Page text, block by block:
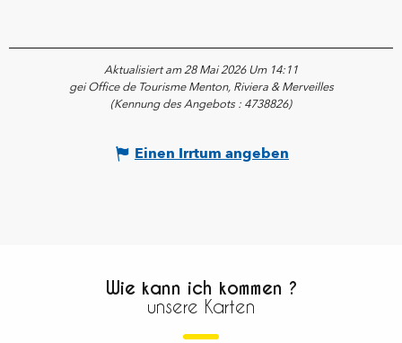
Aktualisiert am 28 Mai 2026 Um 14:11
gei Office de Tourisme Menton, Riviera & Merveilles
(Kennung des Angebots : 4738826)
Einen Irrtum angeben
Wie kann ich kommen ?
unsere Karten